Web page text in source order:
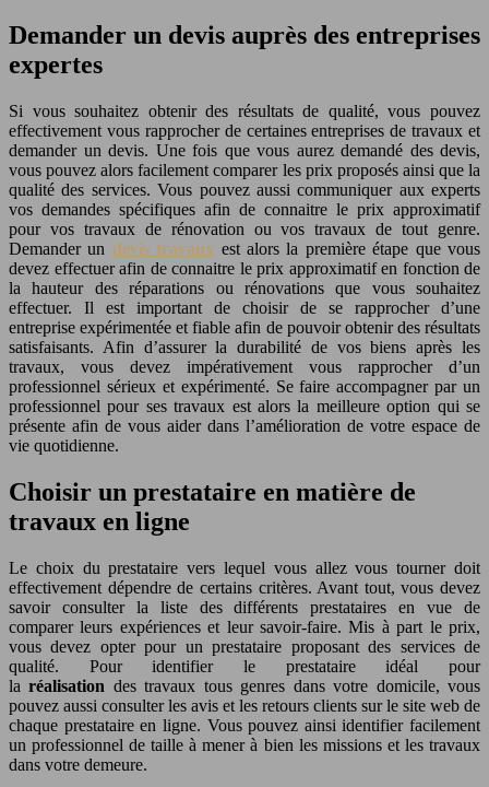
Demander un devis auprès des entreprises
expertes
Si vous souhaitez obtenir des résultats de qualité, vous pouvez
effectivement vous rapprocher de certaines entreprises de travaux et
demander un devis. Une fois que vous aurez demandé des devis,
vous pouvez alors facilement comparer les prix proposés ainsi que la
qualité des services. Vous pouvez aussi communiquer aux experts
vos demandes spécifiques afin de connaitre le prix approximatif
pour vos travaux de rénovation ou vos travaux de tout genre.
Demander un devis travaux est alors la première étape que vous
devez effectuer afin de connaitre le prix approximatif en fonction de
la hauteur des réparations ou rénovations que vous souhaitez
effectuer. Il est important de choisir de se rapprocher d’une
entreprise expérimentée et fiable afin de pouvoir obtenir des résultats
satisfaisants. Afin d’assurer la durabilité de vos biens après les
travaux, vous devez impérativement vous rapprocher d’un
professionnel sérieux et expérimenté. Se faire accompagner par un
professionnel pour ses travaux est alors la meilleure option qui se
présente afin de vous aider dans l’amélioration de votre espace de
vie quotidienne.
Choisir un prestataire en matière de
travaux en ligne
Le choix du prestataire vers lequel vous allez vous tourner doit
effectivement dépendre de certains critères. Avant tout, vous devez
savoir consulter la liste des différents prestataires en vue de
comparer leurs expériences et leur savoir-faire. Mis à part le prix,
vous devez opter pour un prestataire proposant des services de
qualité. Pour identifier le prestataire idéal pour
laréalisation des travaux tous genres dans votre domicile, vous
pouvez aussi consulter les avis et les retours clients sur le site web de
chaque prestataire en ligne. Vous pouvez ainsi identifier facilement
un professionnel de taille à mener à bien les missions et les travaux
dans votre demeure.